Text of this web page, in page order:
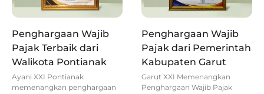
Penghargaan Wajib
Pajak Terbaik dari
Walikota Pontianak
Ayani XXI Pontianak
memenangkan penghargaan
Penghargaan Wajib
Pajak dari Pemerintah
Kabupaten Garut
Garut XXI Memenangkan
Penghargaan Wajib Pajak